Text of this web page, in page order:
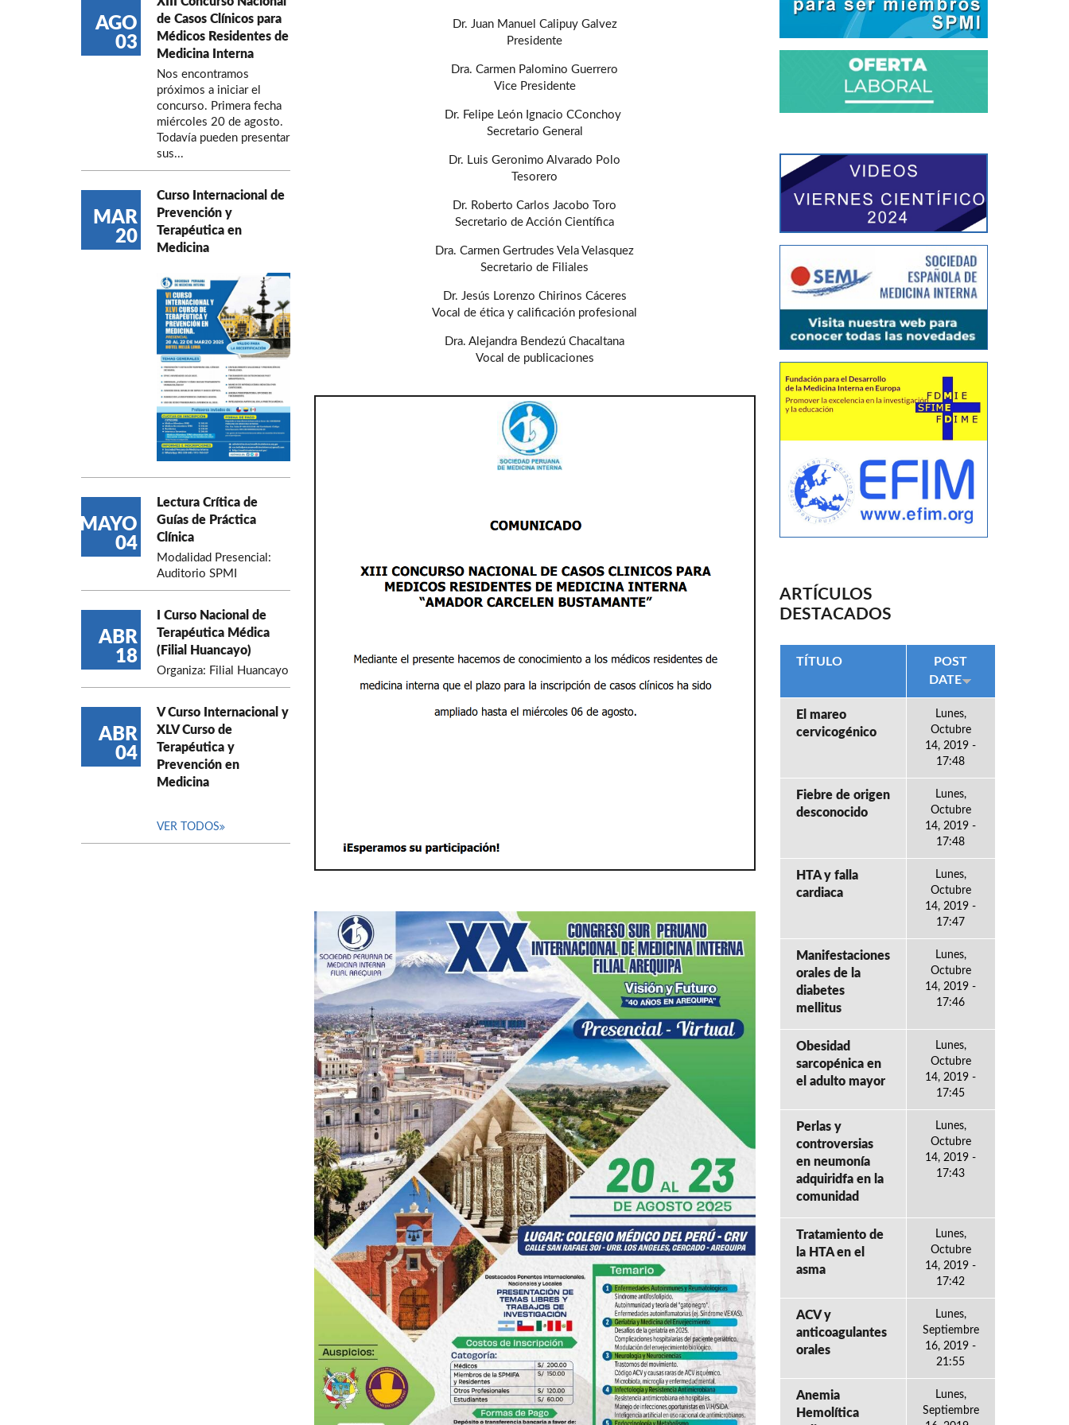
AGO
03
de Casos Clínicos para
Médicos Residentes de
Medicina Interna
Nos encontramos
próximos a iniciar el
concurso. Primera fecha
miércoles 20 de agosto.
Todavía pueden presentar
sus...
MAR
20
Curso Internacional de
Prevención y
Terapéutica en
Medicina
MAYO
04
Lectura Crítica de
Guías de Práctica
Clínica
Modalidad Presencial:
Auditorio SPMI
ABR
18
I Curso Nacional de
Terapéutica Médica
(Filial Huancayo)
Organiza: Filial Huancayo
ABR
04
V Curso Internacional y
XLV Curso de
Terapéutica y
Prevención en
Medicina
VER TODOS
Dr. Juan Manuel Calipuy Galvez
Presidente
Dra. Carmen Palomino Guerrero
Vice Presidente
Dr. Felipe León Ignacio CConchoy
Secretario General
Dr. Luis Geronimo Alvarado Polo
Tesorero
Dr. Roberto Carlos Jacobo Toro
Secretario de Acción Científica
Dra. Carmen Gertrudes Vela Velasquez
Secretario de Filiales
Dr. Jesús Lorenzo Chirinos Cáceres
Vocal de ética y calificación profesional
Dra. Alejandra Bendezú Chacaltana
Vocal de publicaciones
ARTÍCULOS
DESTACADOS
TÍTULO
POST
DATE
El mareo
cervicogénico
Lunes,
Octubre
14, 2019 -
17:48
Fiebre de origen
desconocido
Lunes,
Octubre
14, 2019 -
17:48
HTA y falla
cardiaca
Lunes,
Octubre
14, 2019 -
17:47
Manifestaciones
orales de la
diabetes
mellitus
Lunes,
Octubre
14, 2019 -
17:46
Obesidad
sarcopénica en
el adulto mayor
Lunes,
Octubre
14, 2019 -
17:45
Perlas y
controversias
en neumonía
adquiridfa en la
comunidad
Lunes,
Octubre
14, 2019 -
17:43
Tratamiento de
la HTA en el
asma
Lunes,
Octubre
14, 2019 -
17:42
ACV y
anticoagulantes
orales
Lunes,
Septiembre
16, 2019 -
21:55
Anemia
Hemolítica
Lunes,
Septiembre